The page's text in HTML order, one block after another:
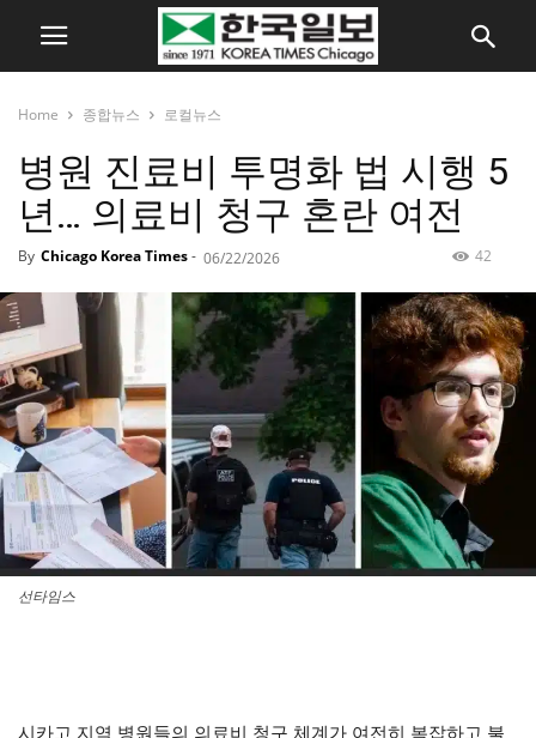
Home 종합뉴스 로컬뉴스
병원 진료비 투명화 법 시행 5
년… 의료비 청구 혼란 여전
By Chicago Korea Times- 06/22/2026 42
선타임스
시카고 지역 병원들의 의료비 청구 체계가 여전히 복잡하고 불